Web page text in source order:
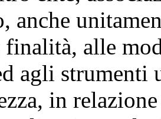
anche
alle
agli
in